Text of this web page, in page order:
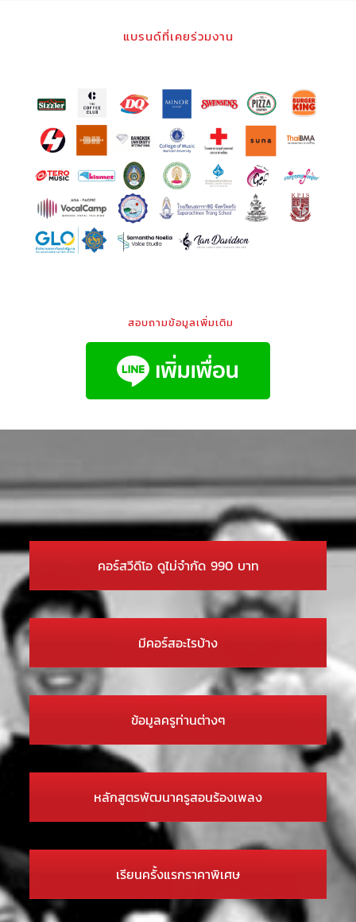
แบรนด์ที่เคยร่วมงาน
สอบถามข้อมูลเพิ่มเติม
คอร์สวีดีโอ ดูไม่จำกัด 990 บาท
มีคอร์สอะไรบ้าง
ข้อมูลครูท่านต่างๆ
หลักสูตรพัฒนาครูสอนร้องเพลง
เรียนครั้งแรกราคาพิเศษ